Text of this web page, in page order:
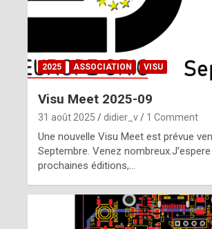
2025 ASSOCIATION VISU
Visu Meet 2025-09
31 août 2025 didier_v 1 Comment
Une nouvelle Visu Meet est prévue
Septembre. Venez
prochaines éditions,…